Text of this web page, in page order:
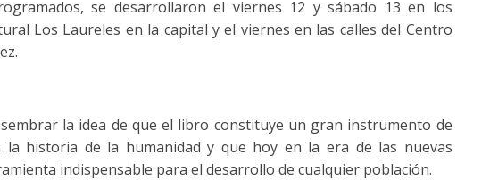
se desarrollaron el viernes 12 y sábado 13 en los
Los Laureles en la capital y el viernes en las calles del Centro
sembrar la idea de que el libro constituye un gran instrumento de
la historia de la humanidad y que hoy en la era de las nuevas
indispensable para el desarrollo de cualquier población.